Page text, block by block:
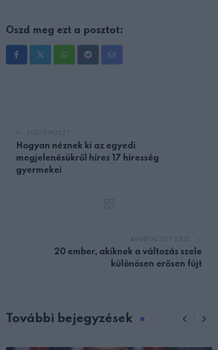
Oszd meg ezt a posztot:
WhatsappRedditShare
Hogyan néznek ki az egyedi
megjelenésükről híres 17 híresség
gyermekei
20 ember, akiknek a változás szele
különösen erősen fújt
További bejegyzések